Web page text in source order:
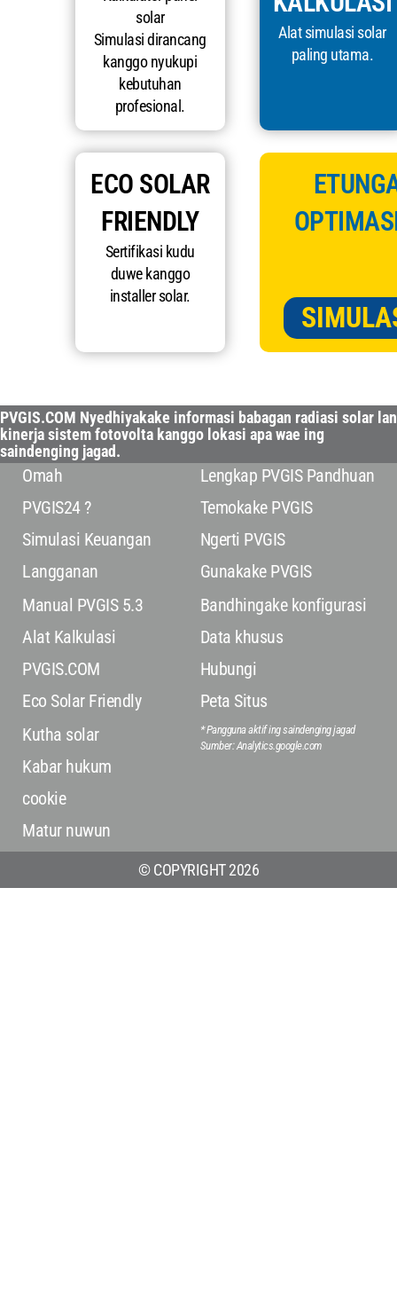
solar
Simulasi dirancang
kanggo nyukupi
kebutuhan
profesional.
Alat simulasi solar
paling utama.
ECO SOLAR
FRIENDLY
Sertifikasi kudu
duwe kanggo
installer solar.
PVGIS.COM Nyedhiyakake informasi babagan radiasi solar lan
kinerja sistem fotovolta kanggo lokasi apa wae ing
saindenging jagad.
Omah
PVGIS24 ?
Simulasi Keuangan
Langganan
Manual PVGIS 5.3
Alat Kalkulasi
PVGIS.COM
Eco Solar Friendly
Kutha solar
Kabar hukum
cookie
Matur nuwun
Lengkap PVGIS Pandhuan
Temokake PVGIS
Ngerti PVGIS
Gunakake PVGIS
Bandhingake konfigurasi
Data khusus
Hubungi
Peta Situs
* Pangguna aktif ing saindenging jagad
Sumber: Analytics.google.com
© COPYRIGHT 2026